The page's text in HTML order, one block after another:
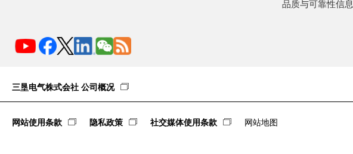
品质与可靠性信息
三垦电气株式会社 公司概况
网站使用条款 隐私政策 社交媒体使用条款 网站地图